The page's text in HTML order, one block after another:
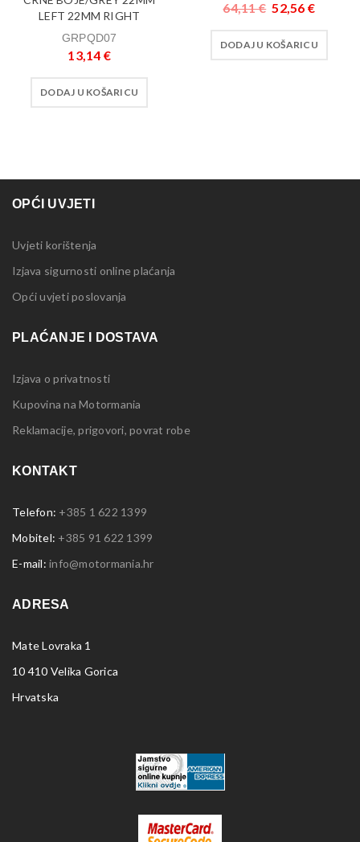
LEFT 22MM RIGHT
GRPQD07
13,14 €
DODAJ U KOŠARICU
64,11€ 52,56 €
DODAJ U KOŠARICU
OPĆI UVJETI
Uvjeti korištenja
Izjava sigurnosti online plaćanja
Opći uvjeti poslovanja
PLAĆANJE I DOSTAVA
Izjava o privatnosti
Kupovina na Motormania
Reklamacije, prigovori, povrat robe
KONTAKT
Telefon: +385 1 622 1399
Mobitel: +385 91 622 1399
E-mail: info@motormania.hr
ADRESA
Mate Lovraka 1
10 410 Velika Gorica
Hrvatska